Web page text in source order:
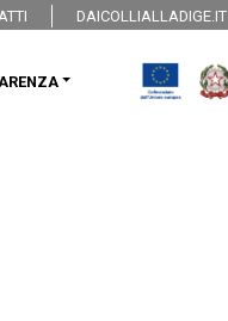
DAICOLLIALLADIGE.IT